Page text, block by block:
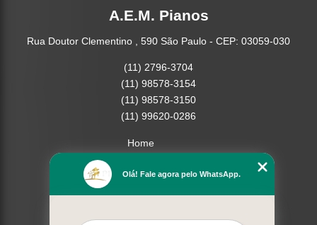
A.E.M. Pianos
Rua Doutor Clementino , 590 São Paulo - CEP: 03059-030
(11) 2796-3704
(11) 98578-3154
(11) 98578-3150
(11) 99620-0286
Home
Missão
Olá! Fale agora pelo WhatsApp.